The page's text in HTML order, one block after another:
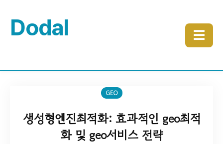
Dodal ☰
GEO
생성형엔진최적화: 효과적인 geo최적
화 및 geo서비스 전략